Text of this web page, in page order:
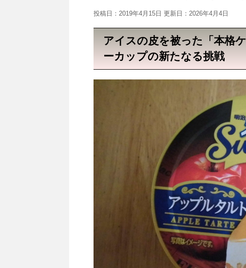
投稿日：2019年4月15日 更新日： 2026年4月4日
アイスの皮を被った「本格
ーカップの新たなる挑戦